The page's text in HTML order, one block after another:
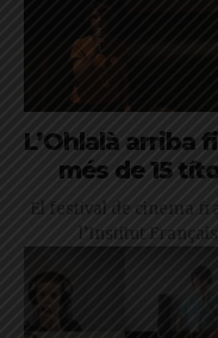
L’Ohlalà arriba
més de 15
El festival de cinema
l’Institut